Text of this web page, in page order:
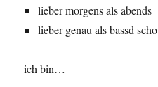
lieber morgens als abends
lieber genau als bassd scho
ich bin…